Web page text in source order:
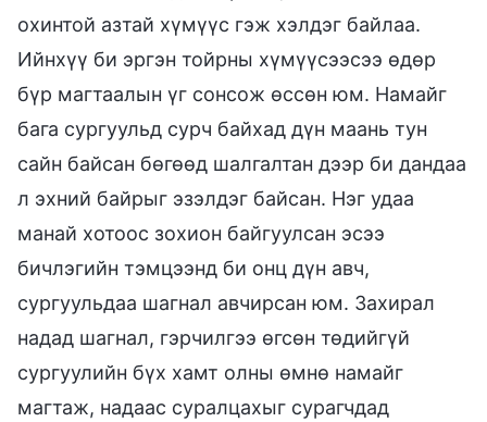
охинтой азтай хүмүүс гэж хэлдэг байлаа.
Ийнхүү би эргэн тойрны хүмүүсээсээ өдөр
бүр магтаалын үг сонсож өссөн юм. Намайг
бага сургуульд сурч байхад дүн маань тун
сайн байсан бөгөөд шалгалтан дээр би дандаа
л эхний байрыг эзэлдэг байсан. Нэг удаа
манай хотоос зохион байгуулсан эсээ
бичлэгийн тэмцээнд би онц дүн авч,
сургуульдаа шагнал авчирсан юм. Захирал
надад шагнал, гэрчилгээ өгсөн төдийгүй
сургуулийн бүх хамт олны өмнө намайг
магтаж, надаас суралцахыг сурагчдад